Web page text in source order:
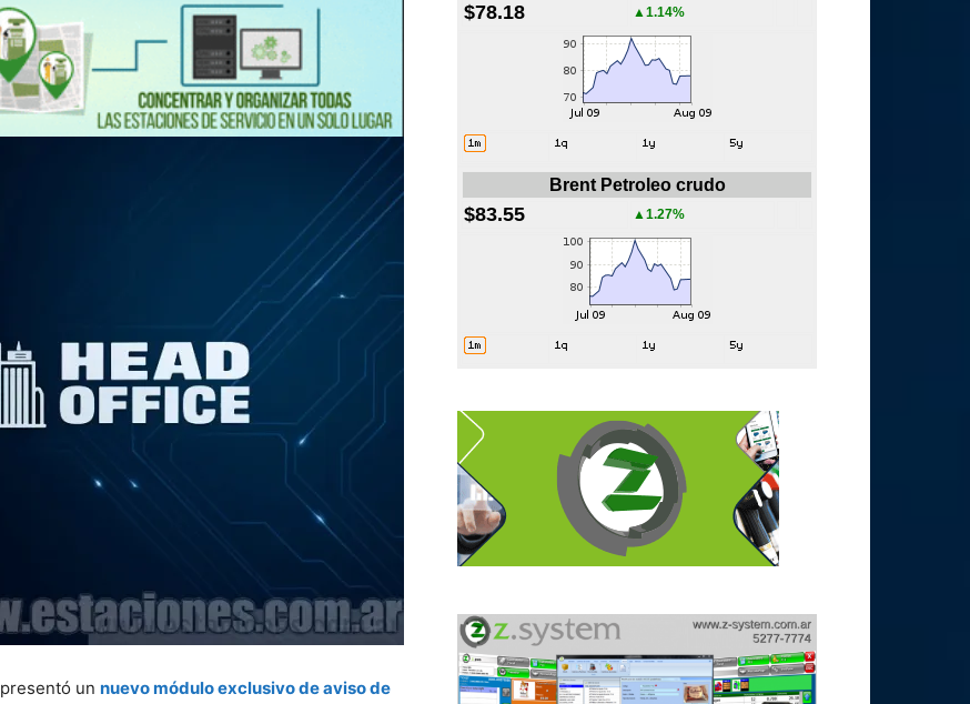
presentó un nuevo módulo exclusivo de aviso de
$78.18 ▲1.14%
Brent Petroleo crudo
$83.55 ▲1.27%